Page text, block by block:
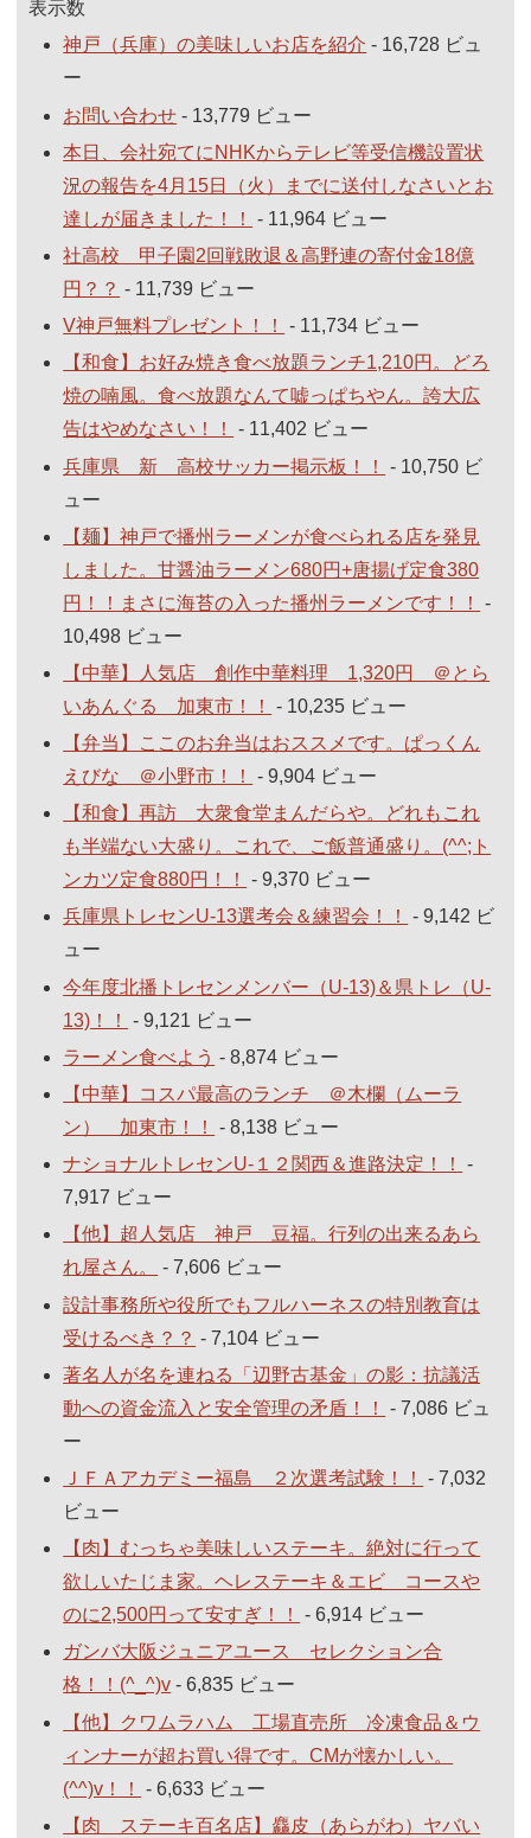
表示数
神戸（兵庫）の美味しいお店を紹介 - 16,728 ビュ
ー
お問い合わせ - 13,779 ビュー
本日、会社宛てにNHKからテレビ等受信機設置状
況の報告を4月15日（火）までに送付しなさいとお
達しが届きました！！
- 11,964 ビュー
社高校 甲子園2回戦敗退＆高野連の寄付金18億
円？？ - 11,739 ビュー
V神戸無料プレゼント！！
- 11,734 ビュー
【和食】お好み焼き食べ放題ランチ1,210円。どろ
焼の喃風。食べ放題なんて嘘っぱちやん。誇大広
告はやめなさい！！
- 11,402 ビュー
兵庫県 新 高校サッカー掲示板！！
- 10,750 ビ
ュー
【麺】神戸で播州ラーメンが食べられる店を発見
しました。甘醤油ラーメン680円+唐揚げ定食380
円！！まさに海苔の入った播州ラーメンです！！
-
10,498 ビュー
【中華】人気店 創作中華料理 1,320円 ＠とら
いあんぐる 加東市！！
- 10,235 ビュー
【弁当】ここのお弁当はおススメです。ぱっくん
えびな ＠小野市！！
- 9,904 ビュー
【和食】再訪 大衆食堂まんだらや。どれもこれ
も半端ない大盛り。これで、ご飯普通盛り。(^^;ト
ンカツ定食880円！！
- 9,370 ビュー
兵庫県トレセンU-13選考会＆練習会！！
- 9,142 ビ
ュー
今年度北播トレセンメンバー（U-13)＆県トレ（U-
13)！！
- 9,121 ビュー
ラーメン食べよう - 8,874 ビュー
【中華】コスパ最高のランチ ＠木欄（ムーラ
ン） 加東市！！
- 8,138 ビュー
ナショナルトレセンU-１２関西＆進路決定！！
-
7,917 ビュー
【他】超人気店 神戸 豆福。行列の出来るあら
れ屋さん。
- 7,606 ビュー
設計事務所や役所でもフルハーネスの特別教育は
受けるべき？？ - 7,104 ビュー
著名人が名を連ねる「辺野古基金」の影：抗議活
動への資金流入と安全管理の矛盾！！
- 7,086 ビュ
ー
ＪＦＡアカデミー福島 ２次選考試験！！
- 7,032
ビュー
【肉】むっちゃ美味しいステーキ。絶対に行って
欲しいたじま家。ヘレステーキ＆エビ コースや
のに2,500円って安すぎ！！
- 6,914 ビュー
ガンバ大阪ジュニアユース セレクション合
格！！(^_^)v - 6,835 ビュー
【他】クワムラハム 工場直売所 冷凍食品＆ウ
ィンナーが超お買い得です。CMが懐かしい。
(^^)v！！
- 6,633 ビュー
【肉 ステーキ百名店】麤皮（あらがわ）ヤバい